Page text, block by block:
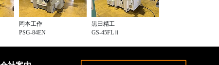
岡本工作
PSG-84EN
黒田精工
GS-45FLⅡ